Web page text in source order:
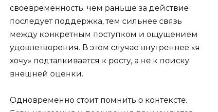
своевременность: чем раньше за действие
последует поддержка, тем сильнее связь
между конкретным поступком и ощущением
удовлетворения. В этом случае внутреннее «я
хочу» подталкивается к росту, а не к поиску
внешней оценки.
Одновременно стоит помнить о контексте.